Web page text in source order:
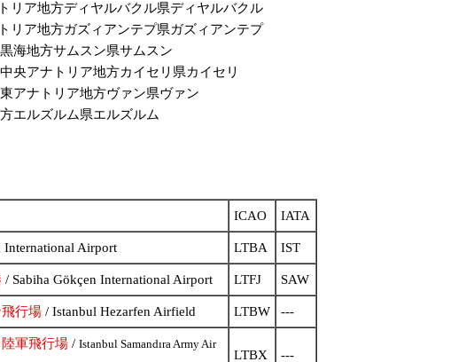
リア地方ディヤルバクル県ディヤルバクル
リア地方ガズィアンテプ県ガズィアンテプ
黒海地方サムスン県サムスン
中央アナトリア地方カイセリ県カイセリ
東アナトリア地方ヴァン県ヴァン
エルズルム県エルズルム
ICAO IATA
International Airport LTBA IST
/ Sabiha Gökçen International Airport LTFJ SAW
行場 / Istanbul Hezarfen Airfield LTBW ---
軍飛行場 / Istanbul Samandıra Army Air
LTBX ---